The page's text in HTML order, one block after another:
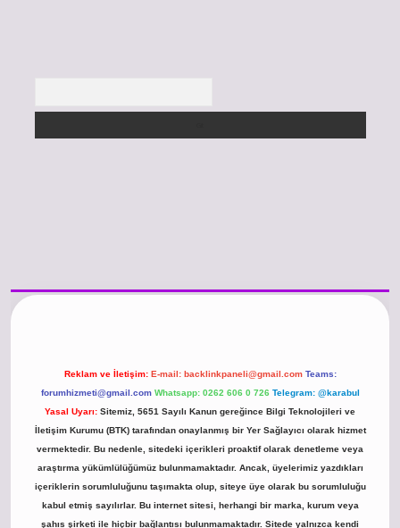
Reklam ve İletişim: E-mail: backlinkpaneli@gmail.com Teams:
forumhizmeti@gmail.com Whatsapp: 0262 606 0 726 Telegram: @karabul
Yasal Uyarı: Sitemiz, 5651 Sayılı Kanun gereğince Bilgi Teknolojileri ve
İletişim Kurumu (BTK) tarafından onaylanmış bir Yer Sağlayıcı olarak hizmet
vermektedir. Bu nedenle, sitedeki içerikleri proaktif olarak denetleme veya
araştırma yükümlülüğümüz bulunmamaktadır. Ancak, üyelerimiz yazdıkları
içeriklerin sorumluluğunu taşımakta olup, siteye üye olarak bu sorumluluğu
kabul etmiş sayılırlar. Bu internet sitesi, herhangi bir marka, kurum veya
şahıs şirketi ile hiçbir bağlantısı bulunmamaktadır. Sitede yalnızca kendi